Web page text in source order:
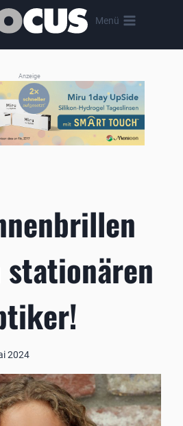
Menü
Anzeige
2024